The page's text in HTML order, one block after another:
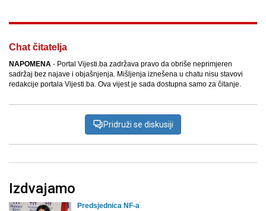
Chat čitatelja
NAPOMENA - Portal Vijesti.ba zadržava pravo da obriše neprimjeren
sadržaj bez najave i objašnjenja. Mišljenja iznešena u chatu nisu stavovi
redakcije portala Vijesti.ba. Ova vijest je sada dostupna samo za čitanje.
Pridruži se diskusiji
Izdvajamo
Predsjednica NF-a